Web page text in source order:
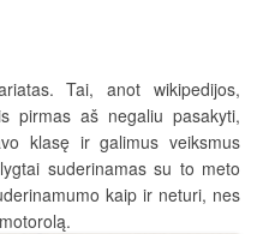
Tai, anot wikipedijos,
pirmas aš negaliu pasakyti,
klasę ir galimus veiksmus
suderinamas su to meto
kaip ir neturi, nes